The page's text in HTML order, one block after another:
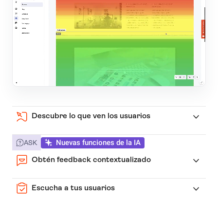
Descubre lo que ven los usuarios
ASK Nuevas funciones de la IA
Obtén feedback contextualizado
Escucha a tus usuarios